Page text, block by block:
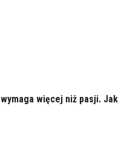
więcej niż pasji. Jak